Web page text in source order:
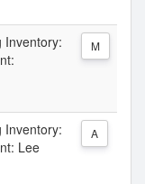
Inventory:
M
Inventory:
Lee
A